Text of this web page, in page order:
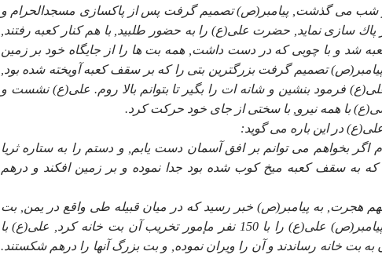
شب مى گذشت, پيامبر(ص) تصميم گرفت پس از پاكسازى مسجدالحرام و
پاك سازى نمايد, حضرت على(ع) را به حضور طلبيد, با هم كنار كعبه رفتند,
شد و با چوبى كه در دست داشت, همه بت ها را از جايگاه خود بر زمين
تصميم گرفت بزرگترين بتى را كه بر سقف كعبه آويخته شده بود,
فرمود بنشين و شانه ات را بگير تا بتوانم بالا روم. على(ع) نشست و
با همه نيرو, با سختى از جاى خود حركت كرد.
در اين باره مى گويد:
بخواهم مى توانم بر افق آسمان دست يابم, و دستم را به ستاره ثريا
به سقف كعبه ميخ كوب شده بود جدا نموده و بر زمين افكند و درهم
هجرت, به پيامبر(ص) خبر رسيد كه در ميان قبيله طى واقع در يمن, بت
خانه بزرگى وجود دارد كه پرستشگاه بت پرستان است, پيامبر(ص) على(ع) را با 150 نفر مإمور تخريب آن بت خانه كرد, على(ع) با
بت خانه رساندند و آن را ويران نموده, و بت بزرگ آنها را درهم شكستند.